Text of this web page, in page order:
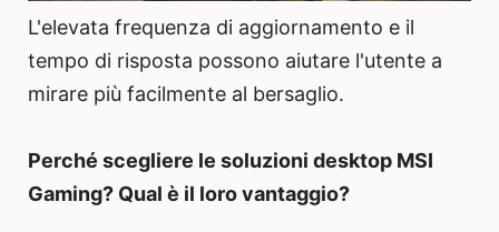
L'elevata frequenza di aggiornamento e il
tempo di risposta possono aiutare l'utente a
mirare più facilmente al bersaglio.
Perché scegliere le soluzioni desktop MSI
Gaming? Qual è il loro vantaggio?